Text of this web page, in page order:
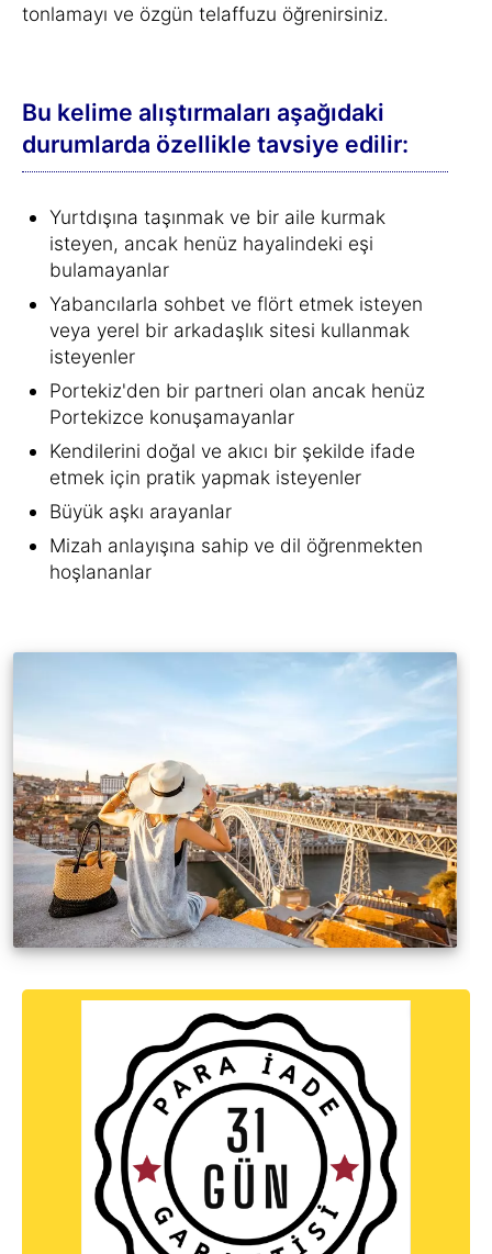
tonlamayı ve özgün telaffuzu öğrenirsiniz.
Bu kelime alıştırmaları aşağıdaki
durumlarda özellikle tavsiye edilir:
Yurtdışına taşınmak ve bir aile kurmak
isteyen, ancak henüz hayalindeki eşi
bulamayanlar
Yabancılarla sohbet ve flört etmek isteyen
veya yerel bir arkadaşlık sitesi kullanmak
isteyenler
Portekiz'den bir partneri olan ancak henüz
Portekizce konuşamayanlar
Kendilerini doğal ve akıcı bir şekilde ifade
etmek için pratik yapmak isteyenler
Büyük aşkı arayanlar
Mizah anlayışına sahip ve dil öğrenmekten
hoşlananlar